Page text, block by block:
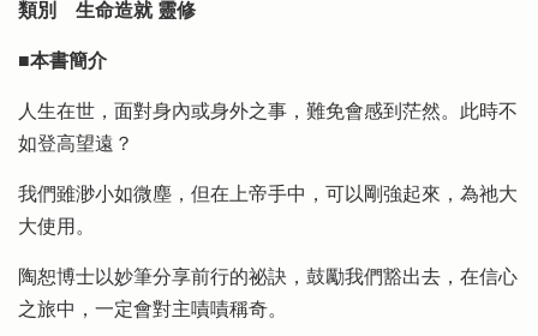
類別 生命造就 靈修
■本書簡介
人生在世，面對身內或身外之事，難免會感到茫然。此時不
如登高望遠？
我們雖渺小如微塵，但在上帝手中，可以剛強起來，為祂大
大使用。
陶恕博士以妙筆分享前行的祕訣，鼓勵我們豁出去，在信心
之旅中，一定會對主嘖嘖稱奇。